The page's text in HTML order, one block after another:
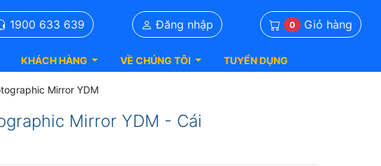
1900 633 639 Đăng nhập 0 Giỏ hàng
KHÁCH HÀNG VỀ CHÚNG TÔI TUYỂN DỤNG
Mirror YDM
Mirror YDM - Cái